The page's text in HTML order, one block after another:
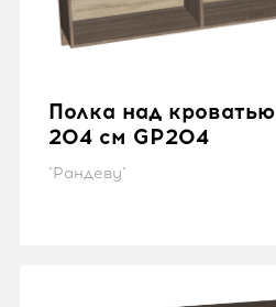
Полка над кроватью
204 см GP204
"Рандеву"